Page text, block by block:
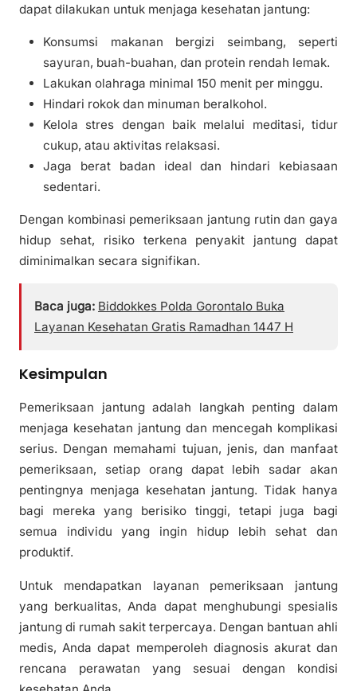
dapat dilakukan untuk menjaga kesehatan jantung:
Konsumsi makanan bergizi seimbang, seperti
sayuran, buah-buahan, dan protein rendah lemak.
Lakukan olahraga minimal 150 menit per minggu.
Hindari rokok dan minuman beralkohol.
Kelola stres dengan baik melalui meditasi, tidur
cukup, atau aktivitas relaksasi.
Jaga berat badan ideal dan hindari kebiasaan
sedentari.
Dengan kombinasi pemeriksaan jantung rutin dan gaya
hidup sehat, risiko terkena penyakit jantung dapat
diminimalkan secara signifikan.
Baca juga: Biddokkes Polda Gorontalo Buka
Layanan Kesehatan Gratis Ramadhan 1447 H
Kesimpulan
Pemeriksaan jantung adalah langkah penting dalam
menjaga kesehatan jantung dan mencegah komplikasi
serius. Dengan memahami tujuan, jenis, dan manfaat
pemeriksaan, setiap orang dapat lebih sadar akan
pentingnya menjaga kesehatan jantung. Tidak hanya
bagi mereka yang berisiko tinggi, tetapi juga bagi
semua individu yang ingin hidup lebih sehat dan
produktif.
Untuk mendapatkan layanan pemeriksaan jantung
yang berkualitas, Anda dapat menghubungi spesialis
jantung di rumah sakit terpercaya. Dengan bantuan ahli
medis, Anda dapat memperoleh diagnosis akurat dan
rencana perawatan yang sesuai dengan kondisi